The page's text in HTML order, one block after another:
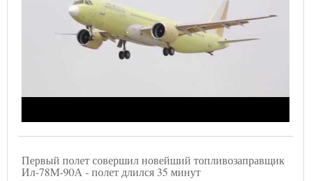
Первый полет совершил новейший топливозаправщик
Ил-78М-90А - полет длился 35 минут